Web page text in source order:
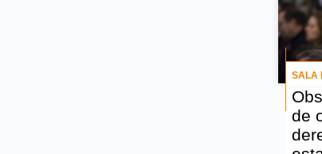
EXIGE A ISRAEL UN ALTO AL GENOCIO
SALA
de